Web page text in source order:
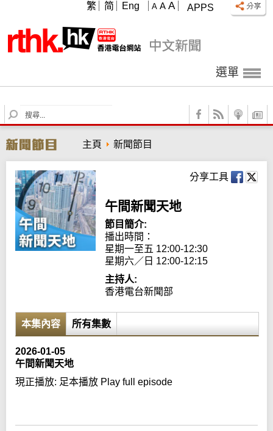
APPS
A A A
繁 简 Eng
選單
S
e
r
c
h
主頁 新聞節目
分享工具
午間新聞天地
節目簡介:
播出時間：
星期一至五 12:00-12:30
星期六／日 12:00-12:15
主持人:
香港電台新聞部
本集內容 所有集數
2026-01-05
午間新聞天地
現正播放: 足本播放 Play full episode